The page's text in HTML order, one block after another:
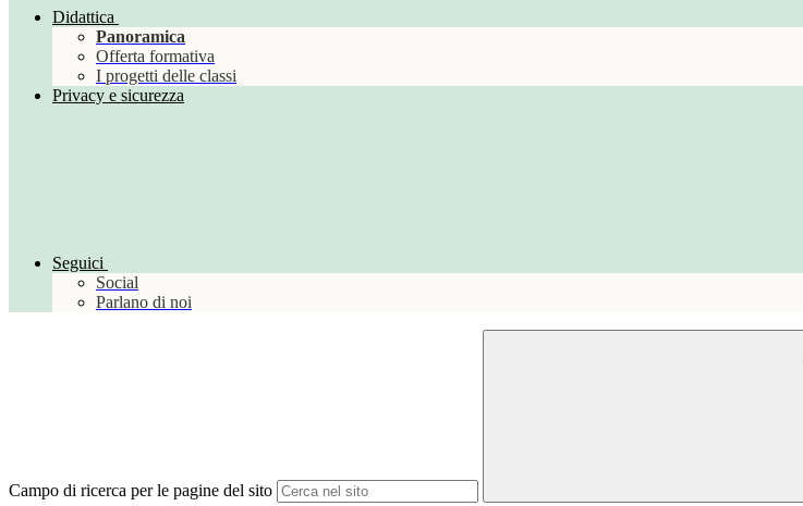
Didattica
Panoramica
Offerta formativa
I progetti delle classi
Privacy e sicurezza
Seguici
Social
Parlano di noi
Campo di ricerca per le pagine del sito